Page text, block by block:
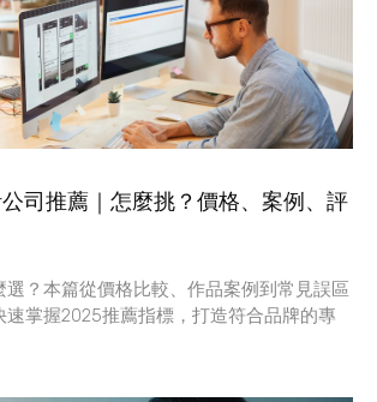
司推薦｜怎麼挑？價格、案例、評
選？本篇從價格比較、作品案例到常見誤區
速掌握2025推薦指標，打造符合品牌的專